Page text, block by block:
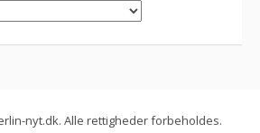
nyt.dk. Alle rettigheder forbeholdes.